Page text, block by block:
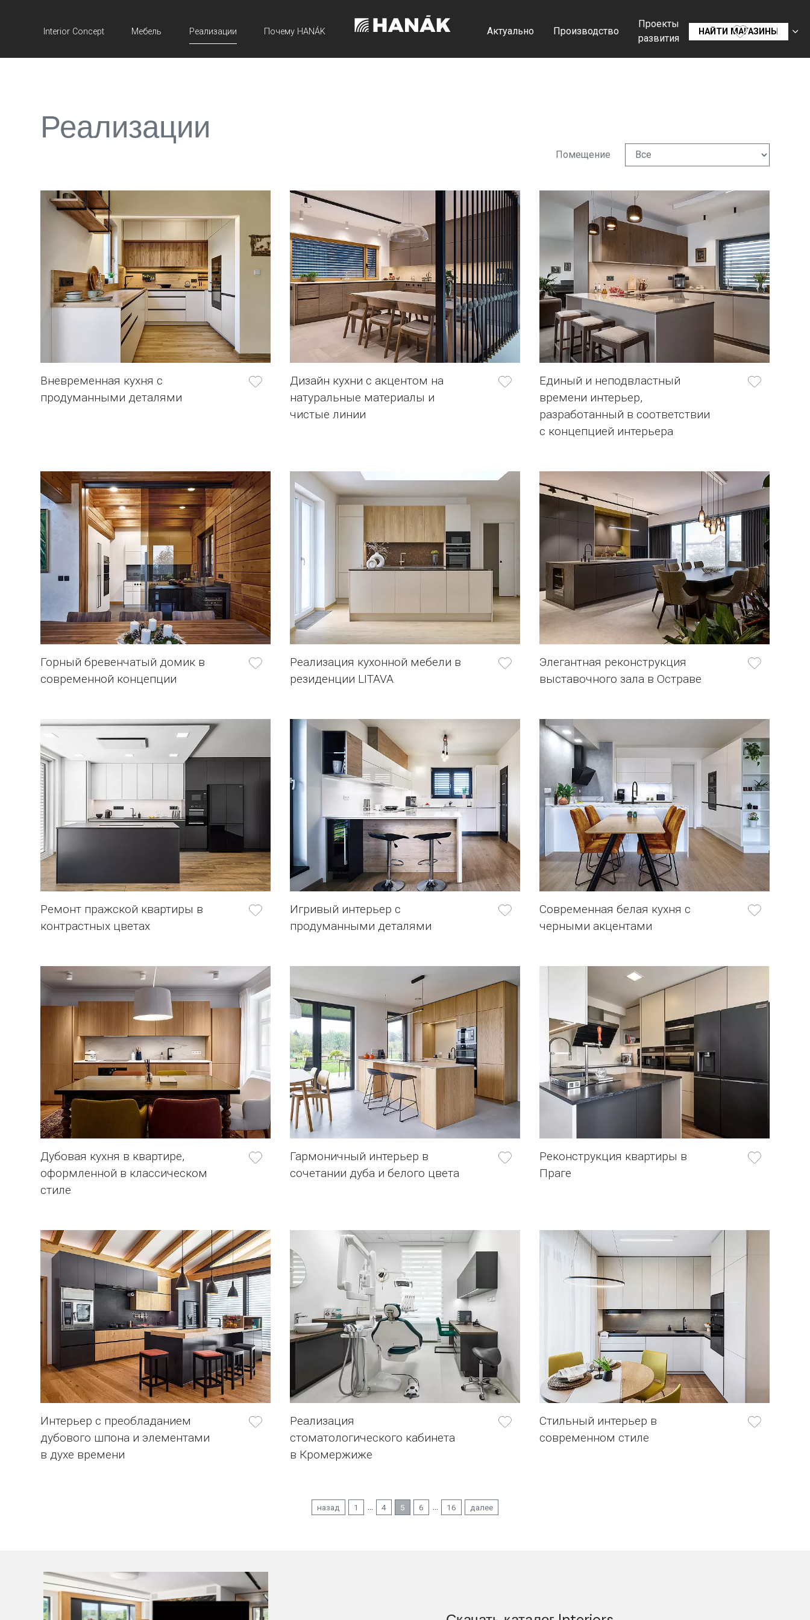
Interior Concept Мебель Реализации Почему HANÁK Актуально Производство
Проекты
развития
НАЙТИ МАГАЗИНЫ
CS
RU
Реализации
Помещение
Вневременная кухня с
продуманными деталями
Дизайн кухни с акцентом на
натуральные материалы и
чистые линии
Единый и неподвластный
времени интерьер,
разработанный в соответствии
с концепцией интерьера
Горный бревенчатый домик в
современной концепции
Реализация кухонной мебели в
резиденции LITAVA
Элегантная реконструкция
выставочного зала в Остраве
Ремонт пражской квартиры в
контрастных цветах
Игривый интерьер с
продуманными деталями
Современная белая кухня с
черными акцентами
Дубовая кухня в квартире,
оформленной в классическом
стиле
Гармоничный интерьер в
сочетании дуба и белого цвета
Реконструкция квартиры в
Праге
Интерьер с преобладанием
дубового шпона и элементами
в духе времени
Реализация
стоматологического кабинета
в Кромержиже
Стильный интерьер в
современном стиле
назад 1 ... 4 5 6 ... 16 далее